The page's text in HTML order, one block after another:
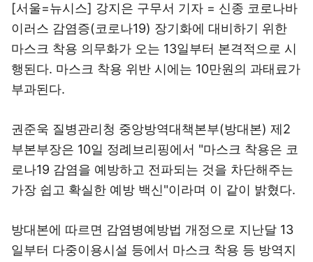
[서울=뉴시스] 강지은 구무서 기자 = 신종 코로나바
이러스 감염증(코로나19) 장기화에 대비하기 위한
마스크 착용 의무화가 오는 13일부터 본격적으로 시
행된다. 마스크 착용 위반 시에는 10만원의 과태료가
부과된다.
권준욱 질병관리청 중앙방역대책본부(방대본) 제2
부본부장은 10일 정례브리핑에서 "마스크 착용은 코
로나19 감염을 예방하고 전파되는 것을 차단해주는
가장 쉽고 확실한 예방 백신"이라며 이 같이 밝혔다.
방대본에 따르면 감염병예방법 개정으로 지난달 13
일부터 다중이용시설 등에서 마스크 착용 등 방역지